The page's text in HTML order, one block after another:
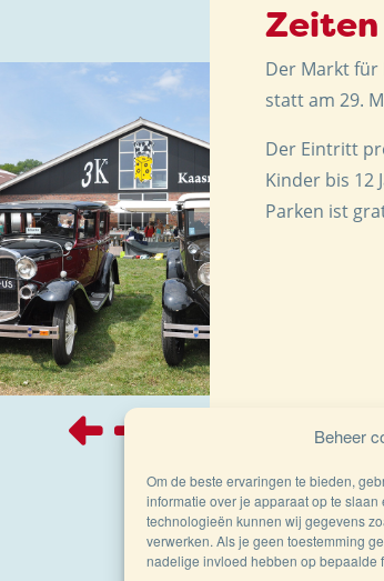
Beheer
Om de beste ervaringen te bieden,
informatie over je apparaat op te
technologieën kunnen wij gegevens
verwerken. Als je geen toestemming
nadelige invloed hebben op bepaalde
Zeiten
Der Markt
statt am 29.
Der Eintritt
Kinder bis 12
Parken ist